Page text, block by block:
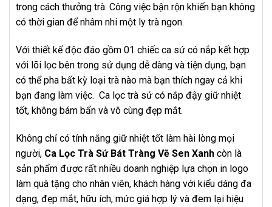
trong cách thưởng trà. Công việc bận rộn khiến bạn không
có thời gian để nhâm nhi một ly trà ngon.
Với thiết kế độc đáo gồm 01 chiếc ca sứ có nắp kết hợp
với lõi lọc bên trong sử dụng dễ dàng và tiện dụng, bạn
có thể pha bất kỳ loại trà nào mà bạn thích ngay cả khi
bạn đang làm việc. Ca lọc trà sứ có nắp đậy giữ nhiệt
tốt, không bám bẩn và vô cùng đẹp mắt.
Không chỉ có tính năng giữ nhiệt tốt làm hài lòng mọi
người, Ca Lọc Trà Sứ Bát Tràng Vẽ Sen Xanh còn là
sản phẩm được rất nhiều doanh nghiệp lựa chọn in logo
làm quà tặng cho nhân viên, khách hàng với kiểu dáng đa
dạng, đẹp mắt, hữu ích, mức giá hợp lý và đem lại hiệu